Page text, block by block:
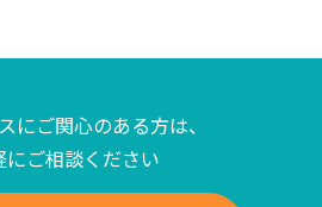
にご関心のある方は、
にご相談ください